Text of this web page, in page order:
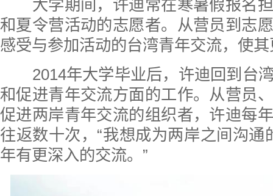
大学期间，许迪常在寒暑假报名担
和夏令营活动的志愿者。从营员到志
感受与参加活动的台湾青年交流，使
2014年大学毕业后，许迪回到台
和促进青年交流方面的工作。从营员
促进两岸青年交流的组织者，许迪每
往返数十次，“我想成为两岸之间沟通
年有更深入的交流。”